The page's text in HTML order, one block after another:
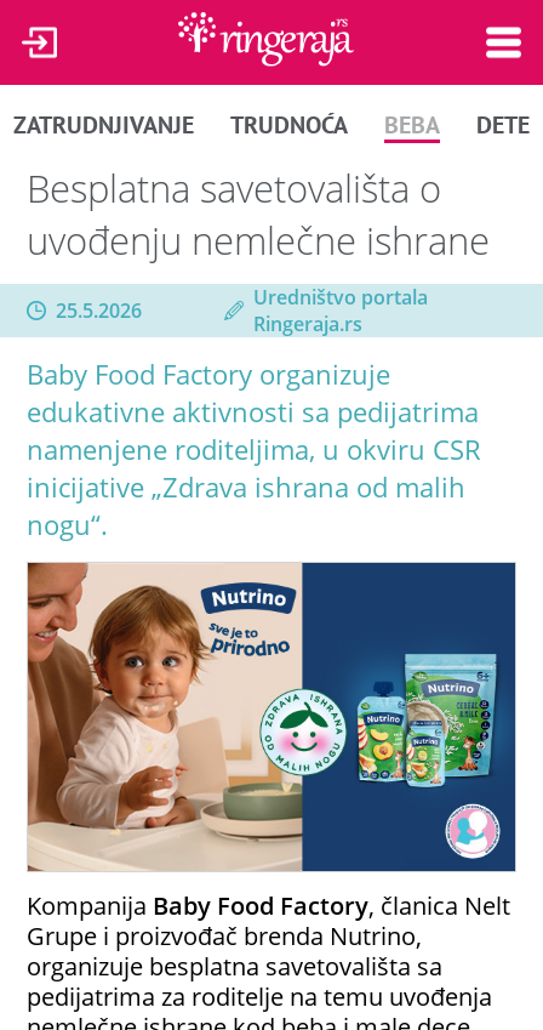
ZATRUDNJIVANJE TRUDNOĆA BEBA DETE
Besplatna savetovališta o
uvođenju nemlečne ishrane
25.5.2026
Uredništvo portala
Ringeraja.rs
Baby Food Factory organizuje
edukativne aktivnosti sa pedijatrima
namenjene roditeljima, u okviru CSR
inicijative „Zdrava ishrana od malih
nogu“.
Kompanija Baby Food Factory, članica Nelt
Grupe i proizvođač brenda Nutrino,
organizuje besplatna savetovališta sa
pedijatrima za roditelje na temu uvođenja